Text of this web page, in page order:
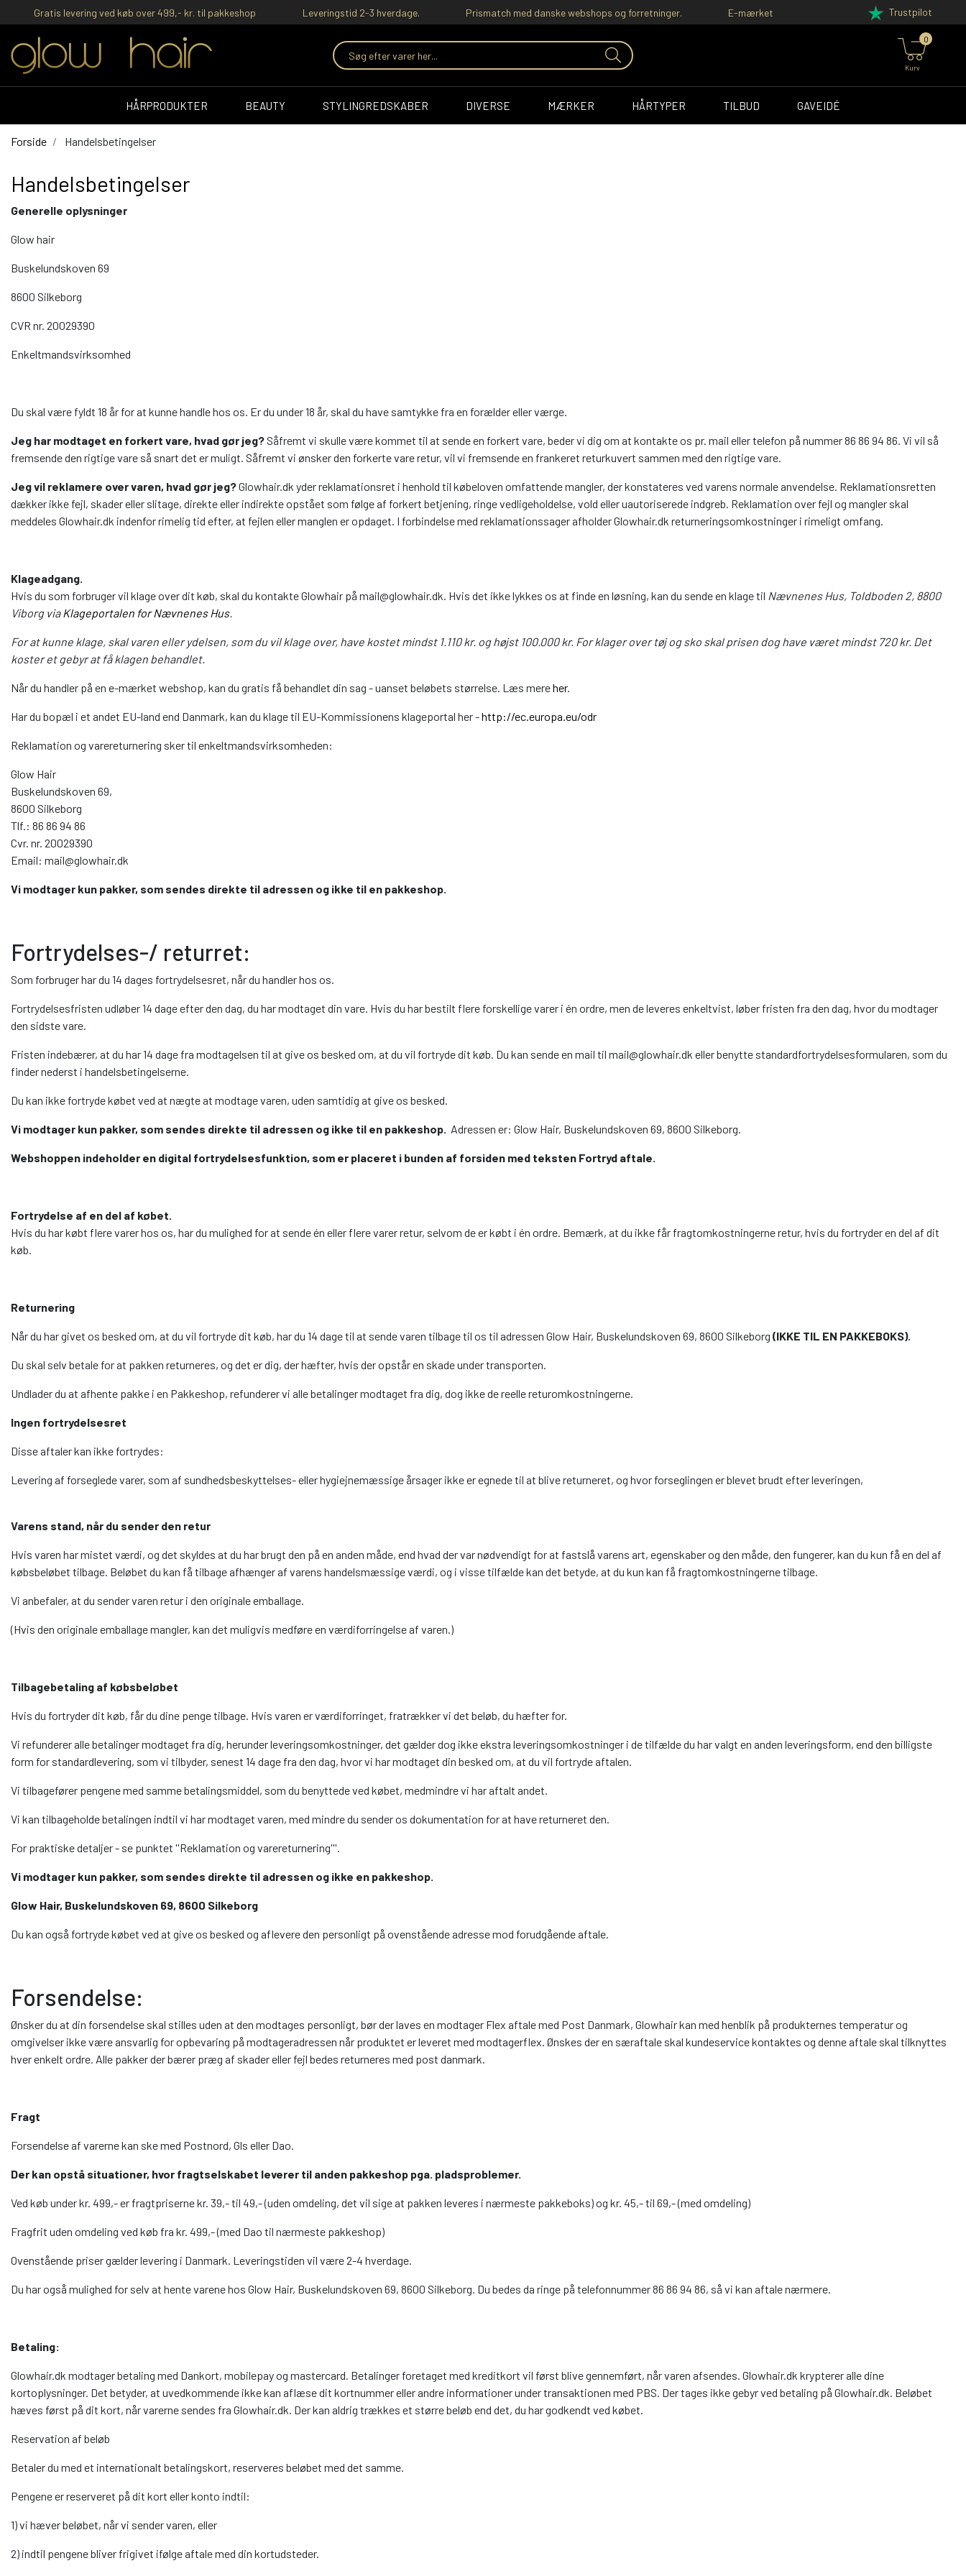
Gratis levering ved køb over 499,- kr. til pakkeshop Leveringstid 2-3 hverdage. Prismatch med danske webshops og forretninger. E-mærket Trustpilot
Kurv
0
HÅRPRODUKTER BEAUTY STYLINGREDSKABER DIVERSE MÆRKER HÅRTYPER TILBUD GAVEIDÉ
Forside Handelsbetingelser
Handelsbetingelser
Generelle oplysninger
Glow hair
Buskelundskoven 69
8600 Silkeborg
CVR nr. 20029390
Enkeltmandsvirksomhed
Du skal være fyldt 18 år for at kunne handle hos os. Er du under 18 år, skal du have samtykke fra en forælder eller værge.
Jeg har modtaget en forkert vare, hvad gør jeg? Såfremt vi skulle være kommet til at sende en forkert vare, beder vi dig om at kontakte os pr. mail eller telefon på nummer 86 86 94 86. Vi vil så
fremsende den rigtige vare så snart det er muligt. Såfremt vi ønsker den forkerte vare retur, vil vi fremsende en frankeret returkuvert sammen med den rigtige vare.
Jeg vil reklamere over varen, hvad gør jeg?Glowhair.dk yder reklamationsret i henhold til købeloven omfattende mangler, der konstateres ved varens normale anvendelse. Reklamationsretten
dækker ikke fejl, skader eller slitage, direkte eller indirekte opstået som følge af forkert betjening, ringe vedligeholdelse, vold eller uautoriserede indgreb. Reklamation over fejl og mangler skal
meddeles Glowhair.dk indenfor rimelig tid efter, at fejlen eller manglen er opdaget. I forbindelse med reklamationssager afholder Glowhair.dk returneringsomkostninger i rimeligt omfang.
Klageadgang.
Hvis du som forbruger vil klage over dit køb, skal du kontakte Glowhair på mail@glowhair.dk. Hvis det ikke lykkes os at finde en løsning, kan du sende en klage til Nævnenes Hus, Toldboden 2, 8800
Viborg viaKlageportalen for Nævnenes Hus.
For at kunne klage, skal varen eller ydelsen, som du vil klage over, have kostet mindst 1.110 kr. og højst 100.000 kr. For klager over tøj og sko skal prisen dog have været mindst 720 kr. Det
koster et gebyr at få klagen behandlet.
Når du handler på en e-mærket webshop, kan du gratis få behandlet din sag - uanset beløbets størrelse. Læs mereher.
Har du bopæl i et andet EU-land end Danmark, kan du klage til EU-Kommissionens klageportal her -http://ec.europa.eu/odr
Reklamation og varereturnering sker til enkeltmandsvirksomheden:
Glow Hair
Buskelundskoven 69,
8600 Silkeborg
Tlf.: 86 86 94 86
Cvr. nr. 20029390
Email: mail@glowhair.dk
Vi modtager kun pakker, som sendes direkte til adressen og ikke til en pakkeshop.
Fortrydelses-/ returret:
Som forbruger har du 14 dages fortrydelsesret, når du handler hos os.
Fortrydelsesfristen udløber 14 dage efter den dag, du har modtaget din vare. Hvis du har bestilt flere forskellige varer i én ordre, men de leveres enkeltvist, løber fristen fra den dag, hvor du modtager
den sidste vare.
Fristen indebærer, at du har 14 dage fra modtagelsen til at give os besked om, at du vil fortryde dit køb. Du kan sende en mail til mail@glowhair.dk eller benytte standardfortrydelsesformularen, som du
finder nederst i handelsbetingelserne.
Du kan ikke fortryde købet ved at nægte at modtage varen, uden samtidig at give os besked.
Vi modtager kun pakker, som sendes direkte til adressen og ikke til en pakkeshop. Adressen er: Glow Hair, Buskelundskoven 69, 8600 Silkeborg.
Webshoppen indeholder en digital fortrydelsesfunktion, som er placeret i bunden af forsiden med teksten Fortryd aftale.
Fortrydelse af en del af købet.
Hvis du har købt flere varer hos os, har du mulighed for at sende én eller flere varer retur, selvom de er købt i én ordre. Bemærk, at du ikke får fragtomkostningerne retur, hvis du fortryder en del af dit
køb.
Returnering
Når du har givet os besked om, at du vil fortryde dit køb, har du 14 dage til at sende varen tilbage til os til adressen Glow Hair, Buskelundskoven 69, 8600 Silkeborg (IKKE TIL EN PAKKEBOKS).
Du skal selv betale for at pakken returneres, og det er dig, der hæfter, hvis der opstår en skade under transporten.
Undlader du at afhente pakke i en Pakkeshop, refunderer vi alle betalinger modtaget fra dig, dog ikke de reelle returomkostningerne.
Ingen fortrydelsesret
Disse aftaler kan ikke fortrydes:
Levering af forseglede varer, som af sundhedsbeskyttelses- eller hygiejnemæssige årsager ikke er egnede til at blive returneret, og hvor forseglingen er blevet brudt efter leveringen,
Varens stand, når du sender den retur
Hvis varen har mistet værdi, og det skyldes at du har brugt den på en anden måde, end hvad der var nødvendigt for at fastslå varens art, egenskaber og den måde, den fungerer, kan du kun få en del af
købsbeløbet tilbage. Beløbet du kan få tilbage afhænger af varens handelsmæssige værdi, og i visse tilfælde kan det betyde, at du kun kan få fragtomkostningerne tilbage.
Vi anbefaler, at du sender varen retur i den originale emballage.
(Hvis den originale emballage mangler, kan det muligvis medføre en værdiforringelse af varen.)
Tilbagebetaling af købsbeløbet
Hvis du fortryder dit køb, får du dine penge tilbage. Hvis varen er værdiforringet, fratrækker vi det beløb, du hæfter for.
Vi refunderer alle betalinger modtaget fra dig, herunder leveringsomkostninger, det gælder dog ikke ekstra leveringsomkostninger i de tilfælde du har valgt en anden leveringsform, end den billigste
form for standardlevering, som vi tilbyder, senest 14 dage fra den dag, hvor vi har modtaget din besked om, at du vil fortryde aftalen.
Vi tilbagefører pengene med samme betalingsmiddel, som du benyttede ved købet, medmindre vi har aftalt andet.
Vi kan tilbageholde betalingen indtil vi har modtaget varen, med mindre du sender os dokumentation for at have returneret den.
For praktiske detaljer - se punktet ''Reklamation og varereturnering'''.
Vi modtager kun pakker, som sendes direkte til adressen og ikke en pakkeshop.
Glow Hair, Buskelundskoven 69, 8600 Silkeborg
Du kan også fortryde købet ved at give os besked og aflevere den personligt på ovenstående adresse mod forudgående aftale.
Forsendelse:
Ønsker du at din forsendelse skal stilles uden at den modtages personligt, bør der laves en modtager Flex aftale med Post Danmark, Glowhair kan med henblik på produkternes temperatur og
omgivelser ikke være ansvarlig for opbevaring på modtageradressen når produktet er leveret med modtagerflex. Ønskes der en særaftale skal kundeservice kontaktes og denne aftale skal tilknyttes
hver enkelt ordre. Alle pakker der bærer præg af skader eller fejl bedes returneres med post danmark.
Fragt
Forsendelse af varerne kan ske med Postnord, Gls eller Dao.
Der kan opstå situationer, hvor fragtselskabet leverer til anden pakkeshop pga. pladsproblemer.
Ved køb under kr. 499,- er fragtpriserne kr. 39,- til 49,- (uden omdeling, det vil sige at pakken leveres i nærmeste pakkeboks) og kr. 45,- til 69,- (med omdeling)
Fragfrit uden omdeling ved køb fra kr. 499,- (med Dao til nærmeste pakkeshop)
Ovenstående priser gælder levering i Danmark. Leveringstiden vil være 2-4 hverdage.
Du har også mulighed for selv at hente varene hos Glow Hair, Buskelundskoven 69, 8600 Silkeborg. Du bedes da ringe på telefonnummer 86 86 94 86, så vi kan aftale nærmere.
Betaling:
Glowhair.dk modtager betaling med Dankort, mobilepay og mastercard. Betalinger foretaget med kreditkort vil først blive gennemført, når varen afsendes. Glowhair.dk krypterer alle dine
kortoplysninger. Det betyder, at uvedkommende ikke kan aflæse dit kortnummer eller andre informationer under transaktionen med PBS. Der tages ikke gebyr ved betaling på Glowhair.dk. Beløbet
hæves først på dit kort, når varerne sendes fra Glowhair.dk. Der kan aldrig trækkes et større beløb end det, du har godkendt ved købet.
Reservation af beløb
Betaler du med et internationalt betalingskort, reserveres beløbet med det samme.
Pengene er reserveret på dit kort eller konto indtil:
1) vi hæver beløbet, når vi sender varen, eller
2) indtil pengene bliver frigivet ifølge aftale med din kortudsteder.